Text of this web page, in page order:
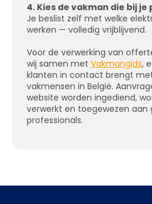
4. Kies de vakman die bij je
Je beslist zelf met welke
werken — volledig vrijblijvend.
Voor de verwerking van
wij samen met Vakmangids,
klanten in contact brengt
vakmensen in België.
website worden ingediend,
verwerkt en toegewezen aan
professionals.